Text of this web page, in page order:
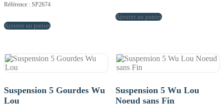
Référence : SP2674
Ajouter au panier
Ajouter au panier
Suspension 5 Gourdes Wu
Lou
Suspension 5 Wu Lou
Noeud sans Fin